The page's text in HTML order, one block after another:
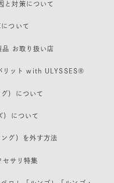
と対策について
ついて
品 お取り扱い店
リット with ULYSSES®
）について
）について
グ）を外す方法
セサリ特集